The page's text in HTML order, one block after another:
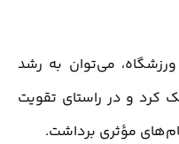
ورزشگاه، می‌توان به رشد
کرد و در راستای تقویت
مؤثری برداشت.